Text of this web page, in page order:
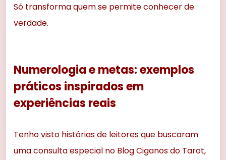
Só transforma quem se permite conhecer de
verdade.
Numerologia e metas: exemplos
práticos inspirados em
experiências reais
Tenho visto histórias de leitores que buscaram
uma consulta especial no Blog Ciganos do Tarot,